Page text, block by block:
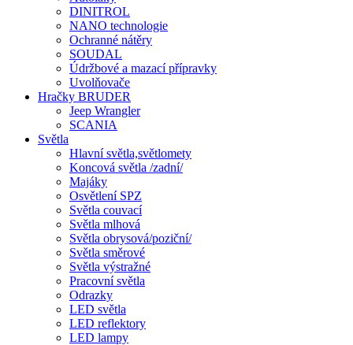
DINITROL
NANO technologie
Ochranné nátěry
SOUDAL
Údržbové a mazací přípravky
Uvolňovače
Hračky BRUDER
Jeep Wrangler
SCANIA
Světla
Hlavní světla,světlomety
Koncová světla /zadní/
Majáky
Osvětlení SPZ
Světla couvací
Světla mlhová
Světla obrysová/poziční/
Světla směrové
Světla výstražné
Pracovní světla
Odrazky
LED světla
LED reflektory
LED lampy